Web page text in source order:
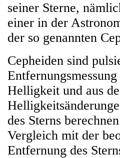
seiner Sterne,
einer in der
der so genannten
Cepheiden sind
Helligkeit und aus
des Sterns
Vergleich mit der
Entfernung des